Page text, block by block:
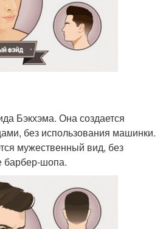
Бэкхэма. Она создается
без использования машинки.
мужественный вид, без
барбер-шопа.